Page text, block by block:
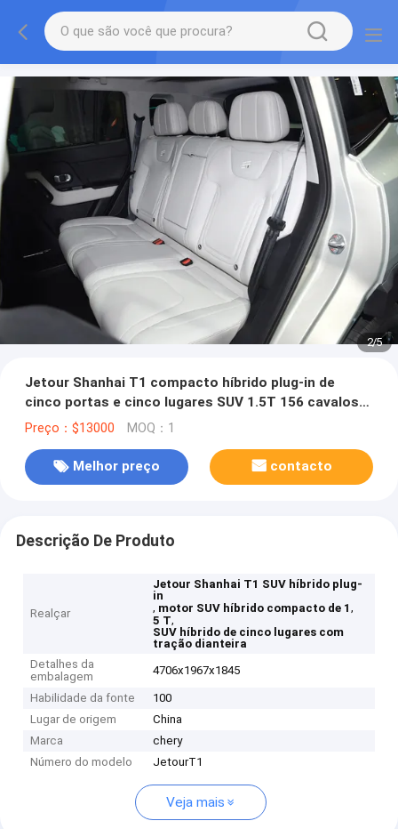
2/5
Jetour Shanhai T1 compacto híbrido plug-in de
cinco portas e cinco lugares SUV 1.5T 156 cavalos
de potência motor L4 tração dianteira
Preço：$13000 MOQ：1
Melhor preço contacto
Descrição De Produto
Realçar
Jetour Shanhai T1 SUV híbrido plug-
in
, motor SUV híbrido compacto de 1,
5 T,
SUV híbrido de cinco lugares com
tração dianteira
Detalhes da
embalagem
4706x1967x1845
Habilidade da fonte
100
Lugar de origem
China
Marca
chery
Número do modelo
JetourT1
Veja mais